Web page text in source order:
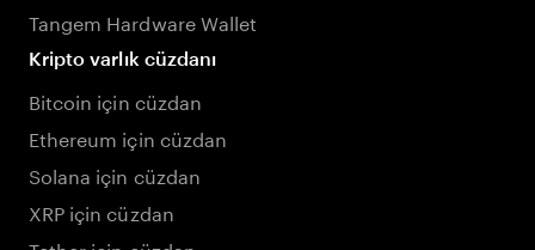
Tangem Hardware Wallet
Kripto varlık cüzdanı
Bitcoin için cüzdan
Ethereum için cüzdan
Solana için cüzdan
XRP için cüzdan